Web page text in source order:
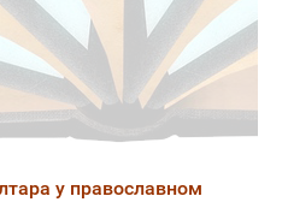
у православном